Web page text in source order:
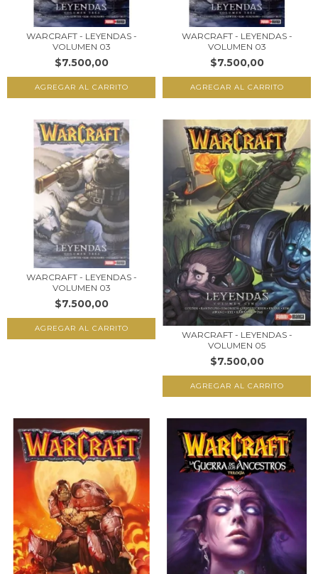
WARCRAFT - LEYENDAS -
VOLUMEN 03
$7.500,00
WARCRAFT - LEYENDAS -
VOLUMEN 03
$7.500,00
WARCRAFT - LEYENDAS -
VOLUMEN 03
$7.500,00
WARCRAFT - LEYENDAS -
VOLUMEN 05
$7.500,00